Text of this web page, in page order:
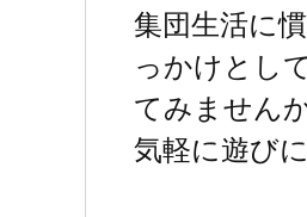
集団生活に
っかけとし
てみません
気軽に遊び